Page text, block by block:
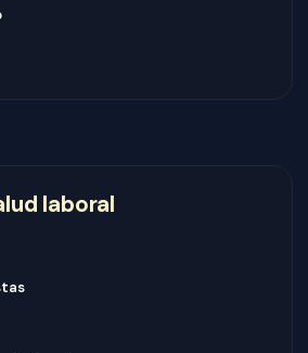
laboral